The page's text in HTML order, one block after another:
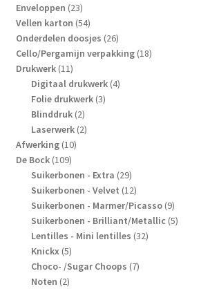
producten
Enveloppen 2323
producten
Vellen karton 5454
producten
Onderdelen doosjes 2626
producten
Cello/Pergamijn verpakking 1818
Drukwerk 1111
producten
Digitaal drukwerk 44
Folie drukwerk 33
Blinddruk 22
producten
Laserwerk 22
Afwerking 1010
De Bock 109109
producten
Suikerbonen - Extra 2929
producten
Suikerbonen - Velvet 1212
producten
Suikerbonen - Marmer/Picasso 99
producten
Suikerbonen - Brilliant/Metallic 55
Lentilles - Mini lentilles 3232
Knickx 55
producten
Choco- /Sugar Choops 77
Noten 22